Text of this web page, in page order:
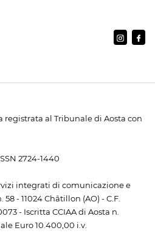
registrata al Tribunale di Aosta con
2724-1440
integrati di comunicazione e
- 11024 Châtillon (AO) - C.F.
- Iscritta CCIAA di Aosta n.
Euro 10.400,00 i.v.